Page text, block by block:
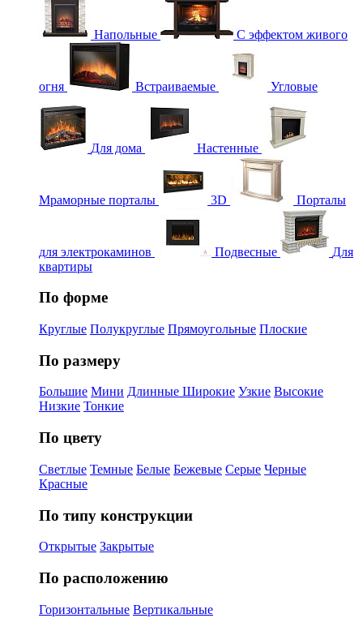
Напольные С эффектом живого
огня Встраиваемые Угловые
Для дома Настенные
Мраморные порталы 3D Порталы
для электрокаминов Подвесные
Для
квартиры
По форме
Круглые Полукруглые Прямоугольные Плоские
По размеру
Большие Мини Длинные Широкие Узкие Высокие
Низкие Тонкие
По цвету
Светлые Темные Белые Бежевые Серые Черные
Красные
По типу конструкции
Открытые Закрытые
По расположению
Горизонтальные Вертикальные